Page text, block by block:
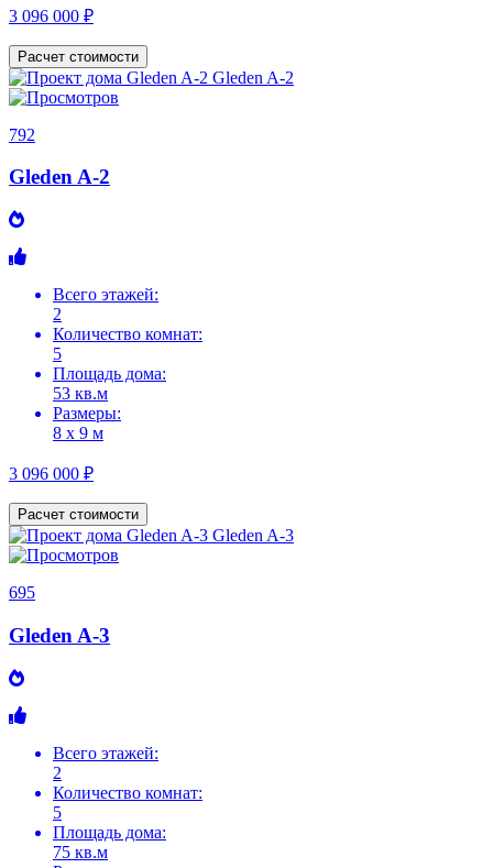
3 096 000 ₽
Расчет стоимости
792
Gleden A-2
Всего этажей:
2
Количество комнат:
5
Площадь дома:
53 кв.м
Размеры:
8 х 9 м
3 096 000 ₽
Расчет стоимости
695
Gleden A-3
Всего этажей:
2
Количество комнат:
5
Площадь дома:
75 кв.м